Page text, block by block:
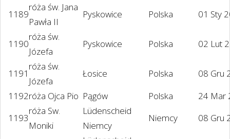
1189
róża św. Jana
Pawła II
Pyskowice Polska 01 Sty
1190
róża św.
Józefa
Pyskowice Polska 02 Lut
1191
róża św.
Józefa
Łosice Polska
08 Gru
1192róża Ojca Pio Pągów Polska
24 Mar
1193
róża Sw.
Moniki
Lüdenscheid
Niemcy
Niemcy 08 Gru